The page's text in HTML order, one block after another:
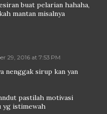
buat pelarian hahaha,
mantan misalnya
29, 2016 at 7:53 PM
nenggak sirup kan yan
pastilah motivasi
yg istimewah